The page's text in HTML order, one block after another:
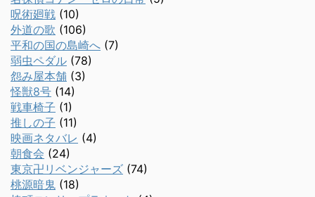
呪術廻戦 (10)
外道の歌 (106)
平和の国の島崎へ (7)
弱虫ペダル (78)
怨み屋本舗 (3)
怪獣8号 (14)
戦車椅子 (1)
推しの子 (11)
映画ネタバレ (4)
朝食会 (24)
東京卍リベンジャーズ (74)
桃源暗鬼 (18)